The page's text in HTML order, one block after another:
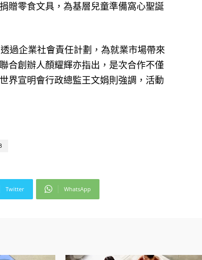
贈零食文具，為基層兒童準備窩心聖誕
過企業社會責任計劃，為就業市場帶來
合創辦人顏耀輝亦指出，是次合作不僅
界宣明會行政總監王文娟則強調，活動
Twitter WhatsApp